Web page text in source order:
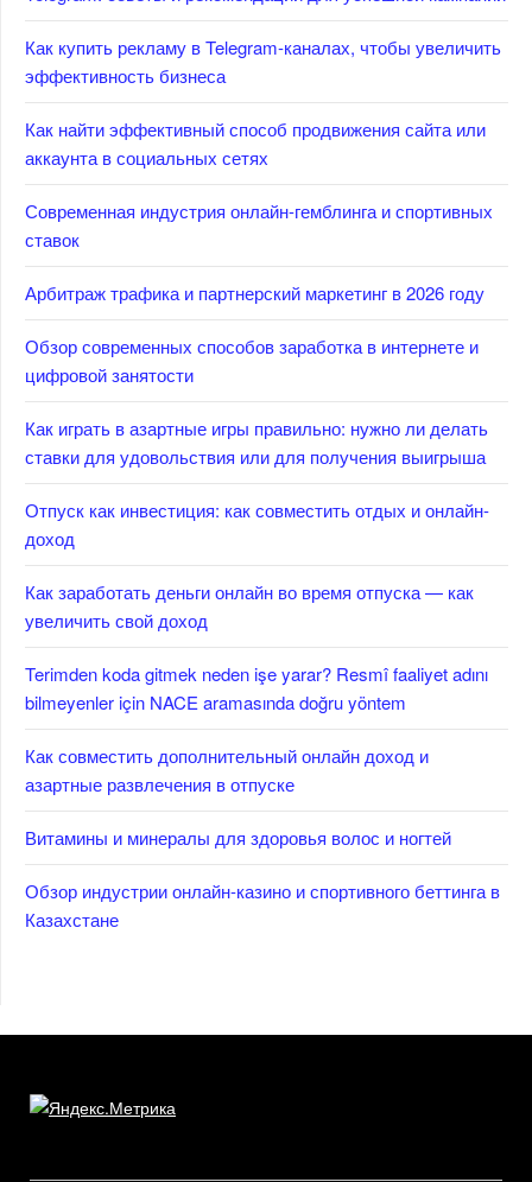
Как купить рекламу в Telegram-каналах, чтобы увеличить
эффективность бизнеса
Как найти эффективный способ продвижения сайта или
аккаунта в социальных сетях
Современная индустрия онлайн-гемблинга и спортивных
ставок
Арбитраж трафика и партнерский маркетинг в 2026 году
Обзор современных способов заработка в интернете и
цифровой занятости
Как играть в азартные игры правильно: нужно ли делать
ставки для удовольствия или для получения выигрыша
Отпуск как инвестиция: как совместить отдых и онлайн-
доход
Как заработать деньги онлайн во время отпуска — как
увеличить свой доход
Terimden koda gitmek neden işe yarar? Resmî faaliyet adını
bilmeyenler için NACE aramasında doğru yöntem
Как совместить дополнительный онлайн доход и
азартные развлечения в отпуске
Витамины и минералы для здоровья волос и ногтей
Обзор индустрии онлайн-казино и спортивного беттинга в
Казахстане